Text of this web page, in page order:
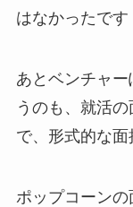
はなかったです
あとベンチャ
うのも、就活
で、形式的な面
ポップコーンの